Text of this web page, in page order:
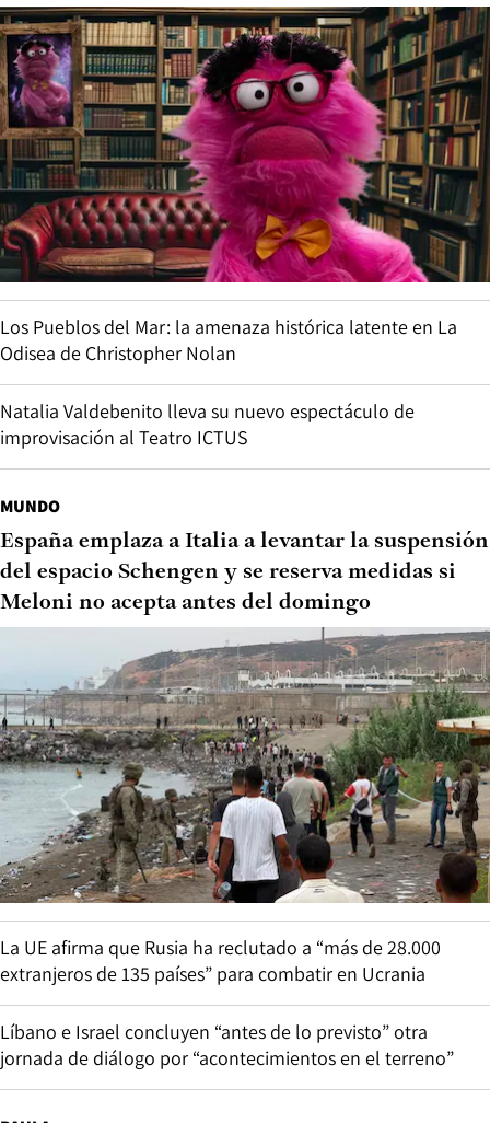
Los Pueblos del Mar: la amenaza histórica latente en La
Odisea de Christopher Nolan
Natalia Valdebenito lleva su nuevo espectáculo de
improvisación al Teatro ICTUS
MUNDO
España emplaza a Italia a levantar la suspensión
del espacio Schengen y se reserva medidas si
Meloni no acepta antes del domingo
La UE afirma que Rusia ha reclutado a “más de 28.000
extranjeros de 135 países” para combatir en Ucrania
Líbano e Israel concluyen “antes de lo previsto” otra
jornada de diálogo por “acontecimientos en el terreno”